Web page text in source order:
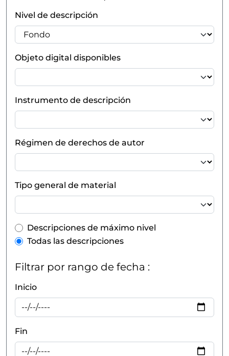
Nivel de descripción
Objeto digital disponibles
Instrumento de descripción
Régimen de derechos de autor
Tipo general de material
Top-level description filter
Descripciones de máximo nivel
Todas las descripciones
Filtrar por rango de fecha :
Inicio
Fin